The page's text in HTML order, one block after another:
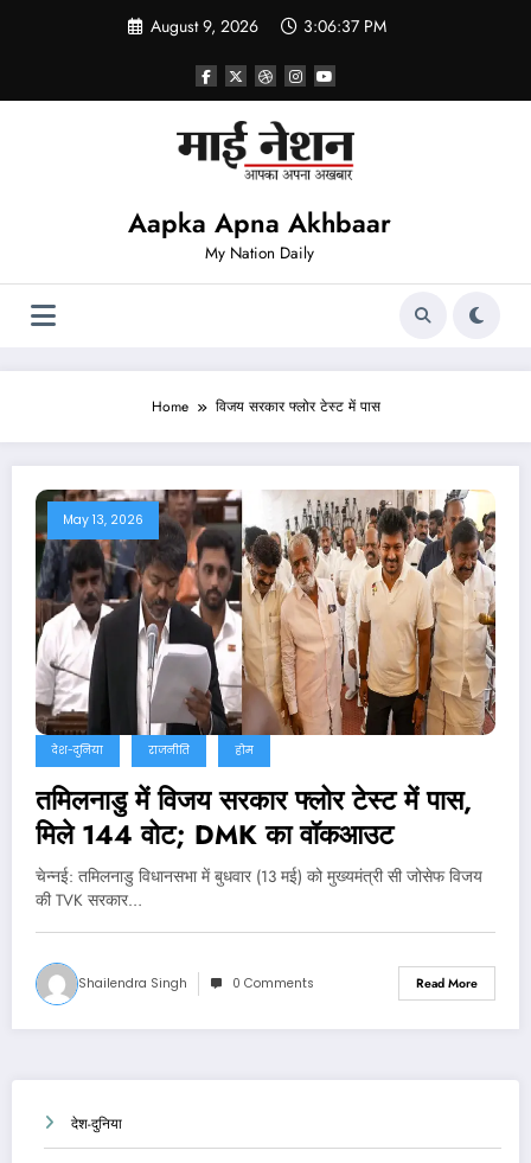
August 9, 2026 3:06:37 PM
Aapka Apna Akhbaar
My Nation Daily
Home विजय सरकार फ्लोर टेस्ट में पास
May 13, 2026
देश-दुनिया राजनीति होम
तमिलनाडु में विजय सरकार फ्लोर टेस्ट में पास,
मिले 144 वोट; DMK का वॉकआउट
चेन्‍नई: तमिलनाडु विधानसभा में बुधवार (13 मई) को मुख्यमंत्री सी जोसेफ विजय
की TVK सरकार…
Shailendra Singh 0 Comments Read More
देश-दुनिया